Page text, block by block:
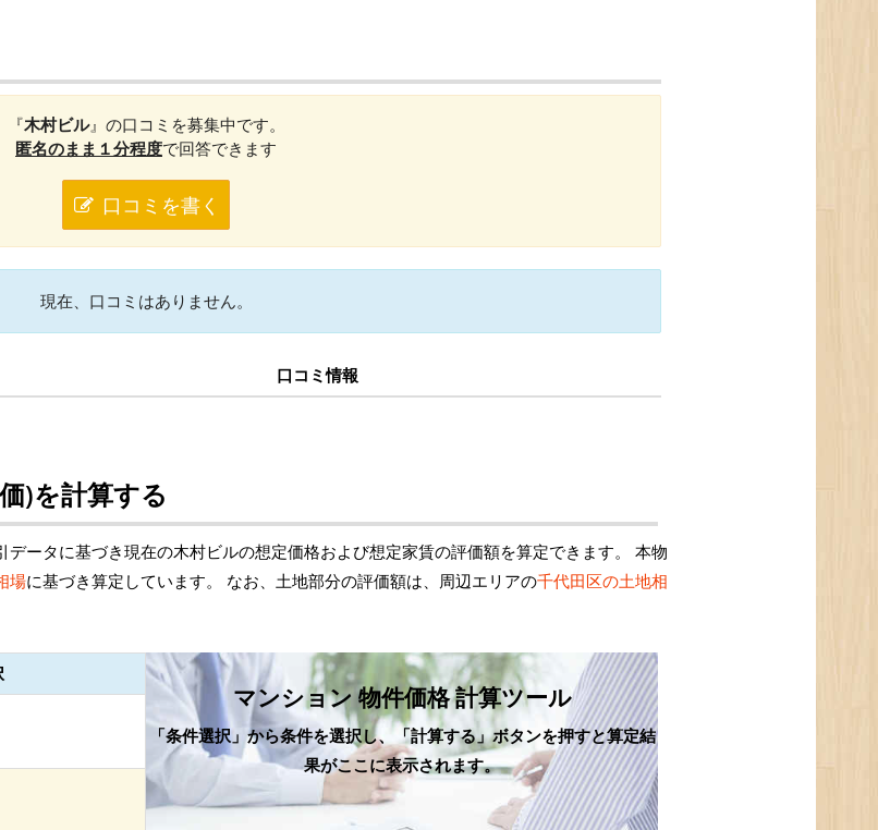
『木村ビル』の口コミを募集中です。
匿名のまま１分程度で回答できます
口コミを書く
現在、口コミはありません。
口コミ情報
)を計算する
ータに基づき現在の木村ビルの想定価格および想定家賃の評価額を算定できます。 本物
場に基づき算定しています。 なお、土地部分の評価額は、周辺エリアの千代田区の土地相
マンション 物件価格 計算ツール
「条件選択」から条件を選択し、「計算する」ボタンを押すと算定結
果がここに表示されます。